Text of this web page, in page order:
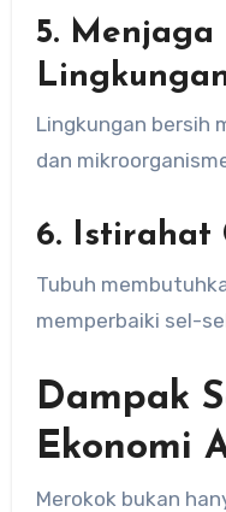
5. Menjaga
Lingkungan bersih
dan
6. Istirahat
Tubuh
memperbaiki sel-
Dampak
Ekonomi
Merokok bukan